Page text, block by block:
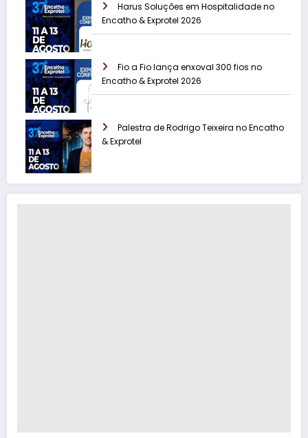
Harus Soluções em Hospitalidade no
Encatho & Exprotel 2026
Fio a Fio lança enxoval 300 fios no
Encatho & Exprotel 2026
Palestra de Rodrigo Teixeira no Encatho
& Exprotel